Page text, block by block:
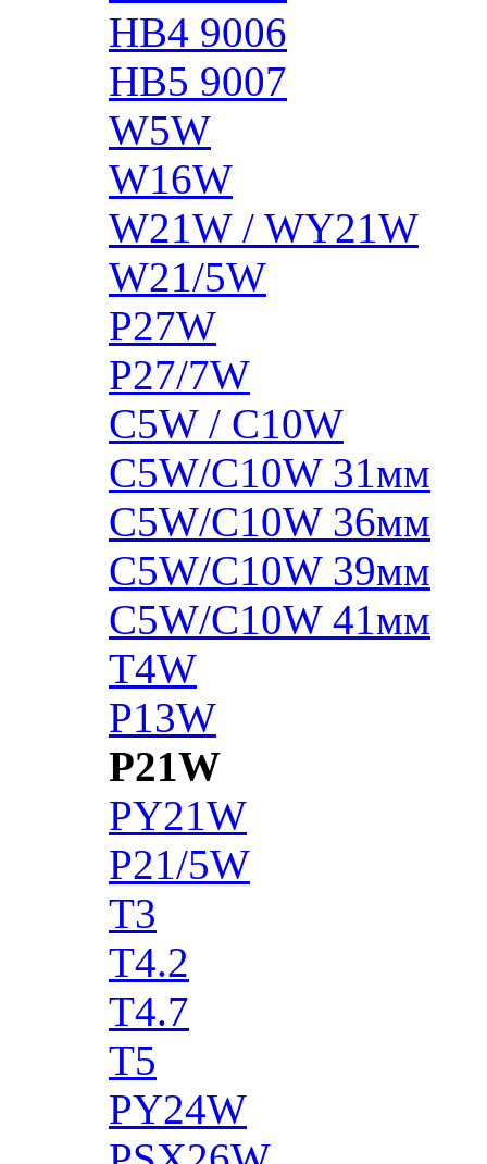
HB4 9006
HB5 9007
W5W
W16W
W21W / WY21W
W21/5W
P27W
P27/7W
C5W / C10W
C5W/C10W 31мм
C5W/C10W 36мм
C5W/C10W 39мм
C5W/C10W 41мм
T4W
P13W
P21W
PY21W
P21/5W
T3
T4.2
T4.7
T5
PY24W